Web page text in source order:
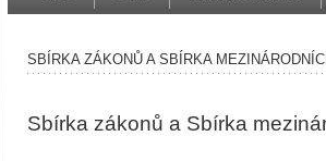
SBÍRKA ZÁKONŮ A SBÍRKA
Sbírka zákonů a Sbírka